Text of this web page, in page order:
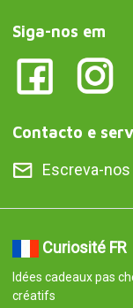
Siga-nos em
Contacto e
Escreva-nos
Curiosité FR
Idées cadeaux pas
créatifs